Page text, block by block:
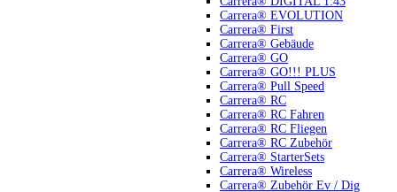
Carrera® EVOLUTION
Carrera® First
Carrera® Gebäude
Carrera® GO
Carrera® GO!!! PLUS
Carrera® Pull Speed
Carrera® RC
Carrera® RC Fahren
Carrera® RC Fliegen
Carrera® RC Zubehör
Carrera® StarterSets
Carrera® Wireless
Carrera® Zubehör Ev / Dig